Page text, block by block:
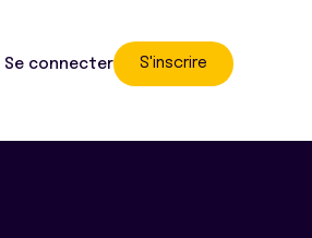
Se connecter S'inscrire